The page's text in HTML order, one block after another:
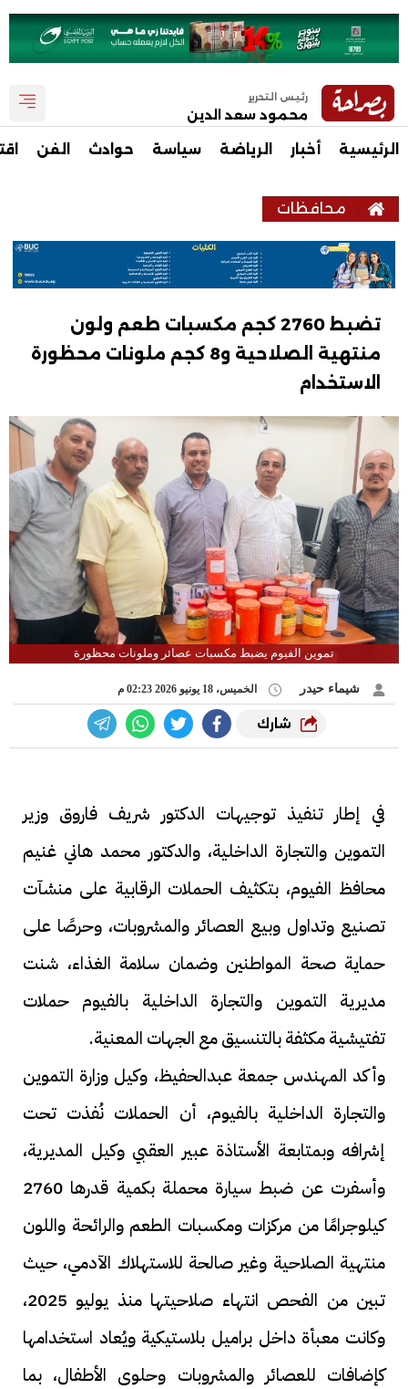
رئيس التحرير
محمود سعد الدين
الرئيسية أخبار الرياضة سياسة حوادث الفن
محافظات
تضبط 2760 كجم مكسبات طعم ولون
منتهية الصلاحية و8 كجم ملونات محظورة
الاستخدام
تموين الفيوم يضبط مكسبات عصائر وملونات محظورة
شيماء حيدر الخميس، 18 يونيو 2026 02:23 م
شارك
في إطار تنفيذ توجيهات الدكتور شريف فاروق وزير
التموين والتجارة الداخلية، والدكتور محمد هاني غنيم
محافظ الفيوم، بتكثيف الحملات الرقابية على منشآت
تصنيع وتداول وبيع العصائر والمشروبات، وحرصًا على
حماية صحة المواطنين وضمان سلامة الغذاء، شنت
مديرية التموين والتجارة الداخلية بالفيوم حملات
تفتيشية مكثفة بالتنسيق مع الجهات المعنية.
وأكد المهندس جمعة عبدالحفيظ، وكيل وزارة التموين
والتجارة الداخلية بالفيوم، أن الحملات نُفذت تحت
إشرافه وبمتابعة الأستاذة عبير العقبي وكيل المديرية،
وأسفرت عن ضبط سيارة محملة بكمية قدرها 2760
كيلوجرامًا من مركزات ومكسبات الطعم والرائحة واللون
منتهية الصلاحية وغير صالحة للاستهلاك الآدمي، حيث
تبين من الفحص انتهاء صلاحيتها منذ يوليو 2025،
وكانت معبأة داخل براميل بلاستيكية ويُعاد استخدامها
كإضافات للعصائر والمشروبات وحلوى الأطفال، بما